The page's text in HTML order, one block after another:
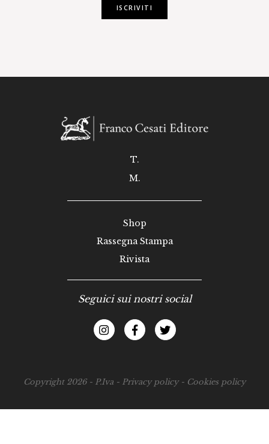
ISCRIVITI
T.
M.
Shop
Rassegna Stampa
Rivista
Seguici sui nostri social
Copyright 2026 - P.Iva - Privacy policy- Cookies policy